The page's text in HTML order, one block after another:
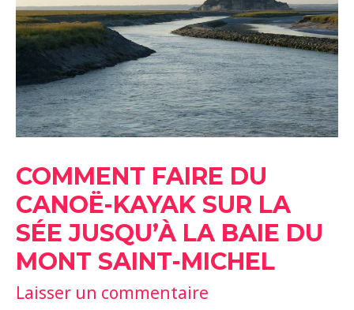
COMMENT FAIRE DU
CANOË-KAYAK SUR LA
SÉE JUSQU’À LA BAIE DU
MONT SAINT-MICHEL
Laisser un commentaire
SÉE
JUSQU’À
LA
BAIE
DU
MONT
SAINT-
MICHEL